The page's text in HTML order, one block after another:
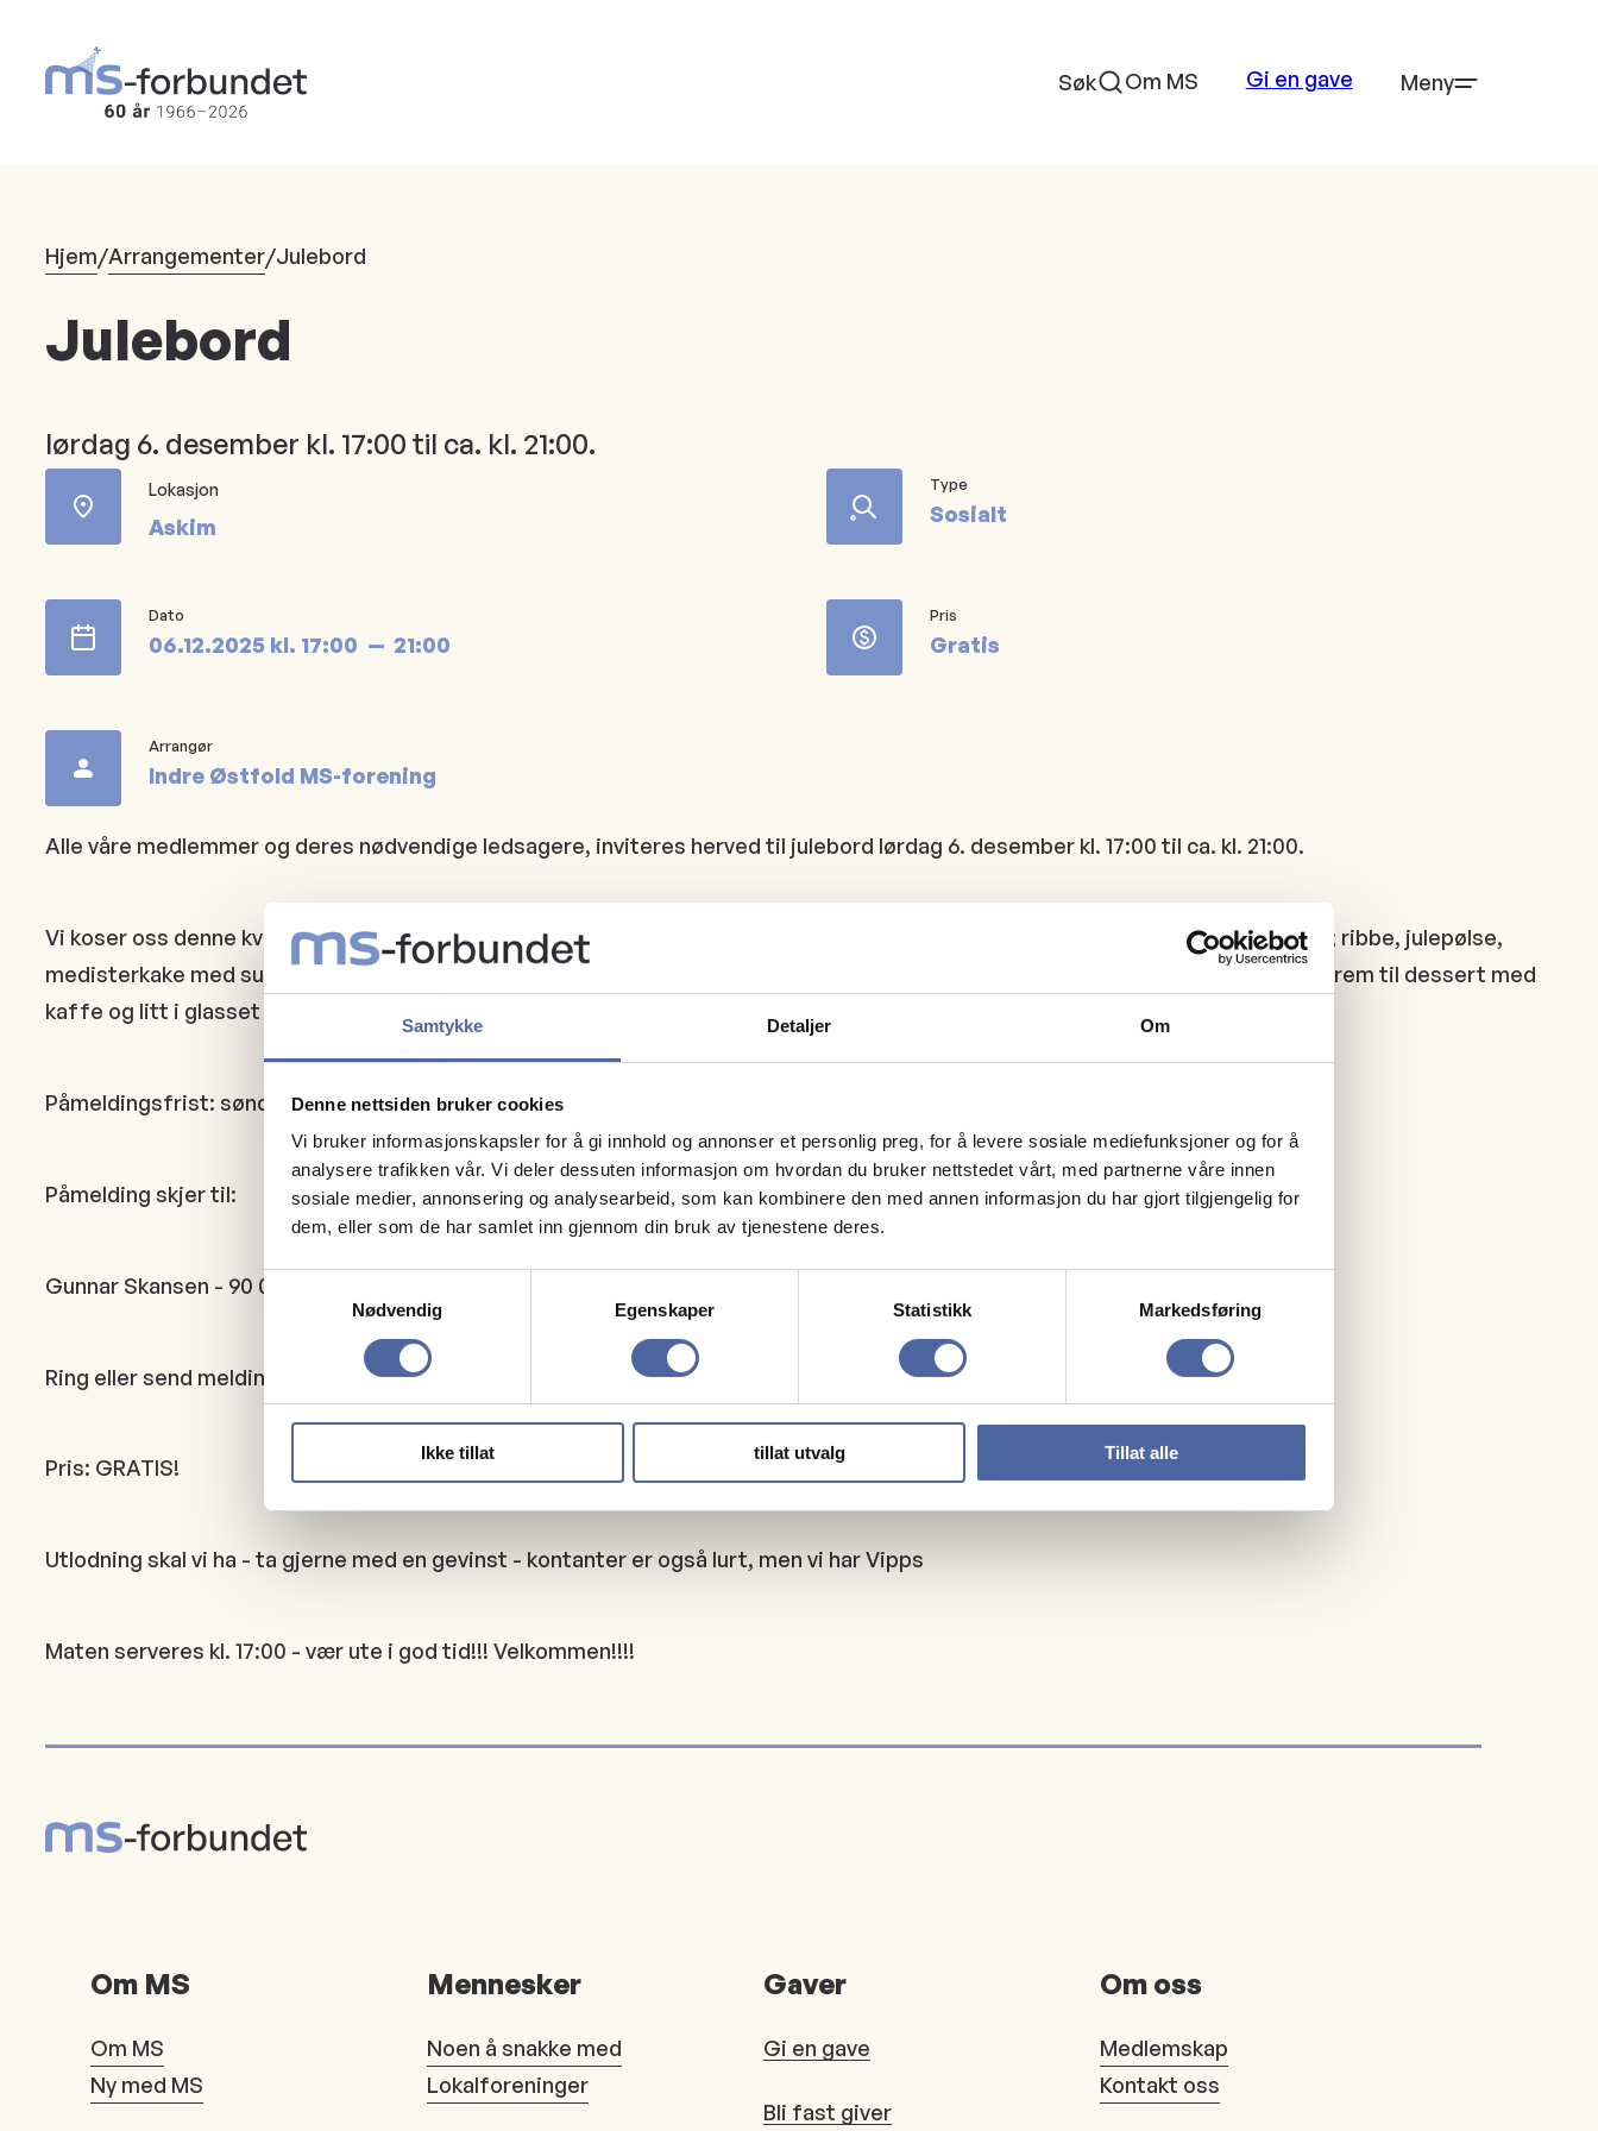
Samtykke Detaljer Om
Denne nettsiden bruker cookies
Vi bruker informasjonskapsler for å gi innhold og annonser et personlig preg, for å levere sosiale mediefunksjoner og for å
analysere trafikken vår. Vi deler dessuten informasjon om hvordan du bruker nettstedet vårt, med partnerne våre innen
sosiale medier, annonsering og analysearbeid, som kan kombinere den med annen informasjon du har gjort tilgjengelig for
dem, eller som de har samlet inn gjennom din bruk av tjenestene deres.
Samtykkevalg
Nødvendig
Egenskaper Statistikk Markedsføring
Ikke tillat tillat utvalg Tillat alle
hovedinnhold
Søk Om MS Gi en gave Meny
Hjem/Arrangementer/Julebord
Julebord
lørdag 6. desember kl. 17:00 til ca. kl. 21:00.
Lokasjon
Askim
Type
Sosialt
Dato
06.12.2025 kl. 17:00 21:00
Pris
Gratis
Arrangør
Indre Østfold MS-forening
Alle våre medlemmer og deres nødvendige ledsagere, inviteres herved til julebord lørdag 6. desember kl. 17:00 til ca. kl. 21:00.
Vi koser oss denne kvelden i våre lokaler i kafèen i Frivillighetens Hus, Klokkergata 1a, Askim. Det blir servert tradisjonell julemat; ribbe, julepølse,
medisterkake med surkål, potet, saus og tyttebærsyltetøy. Til dette trenger vi noe å drikke... det blir også det tradisjonelle Riskrem til dessert med
kaffe og litt i glasset hører
Påmeldingsfrist: søndag 23.11.2025 kl. 19:00
Påmelding skjer til:
Gunnar Skansen - 90 06 83 92 eller Hanne Kåseth - 47 23 78 21
Ring eller send melding og oppgi navn på alle du melder på.
Pris: GRATIS!
Utlodning skal vi ha - ta gjerne med en gevinst - kontanter er også lurt, men vi har Vipps
Maten serveres kl. 17:00 - vær ute i god tid!!! Velkommen!!!!
Om MS
Om MS
Ny med MS
Mennesker
Noen å snakke med
Lokalforeninger
Gaver
Gi en gave
Bli fast giver
Om oss
Medlemskap
Kontakt oss